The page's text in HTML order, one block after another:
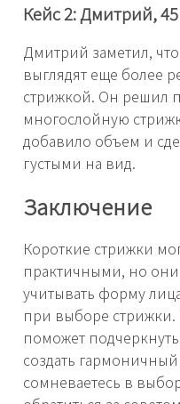
Кейс 2: Дмитрий,
Дмитрий заметил,
выглядят еще более
стрижкой. Он решил
многослойную
добавило объем и
густыми на вид.
Заключение
Короткие стрижки
практичными, но
учитывать форму
при выборе
поможет
создать
сомневаетесь в